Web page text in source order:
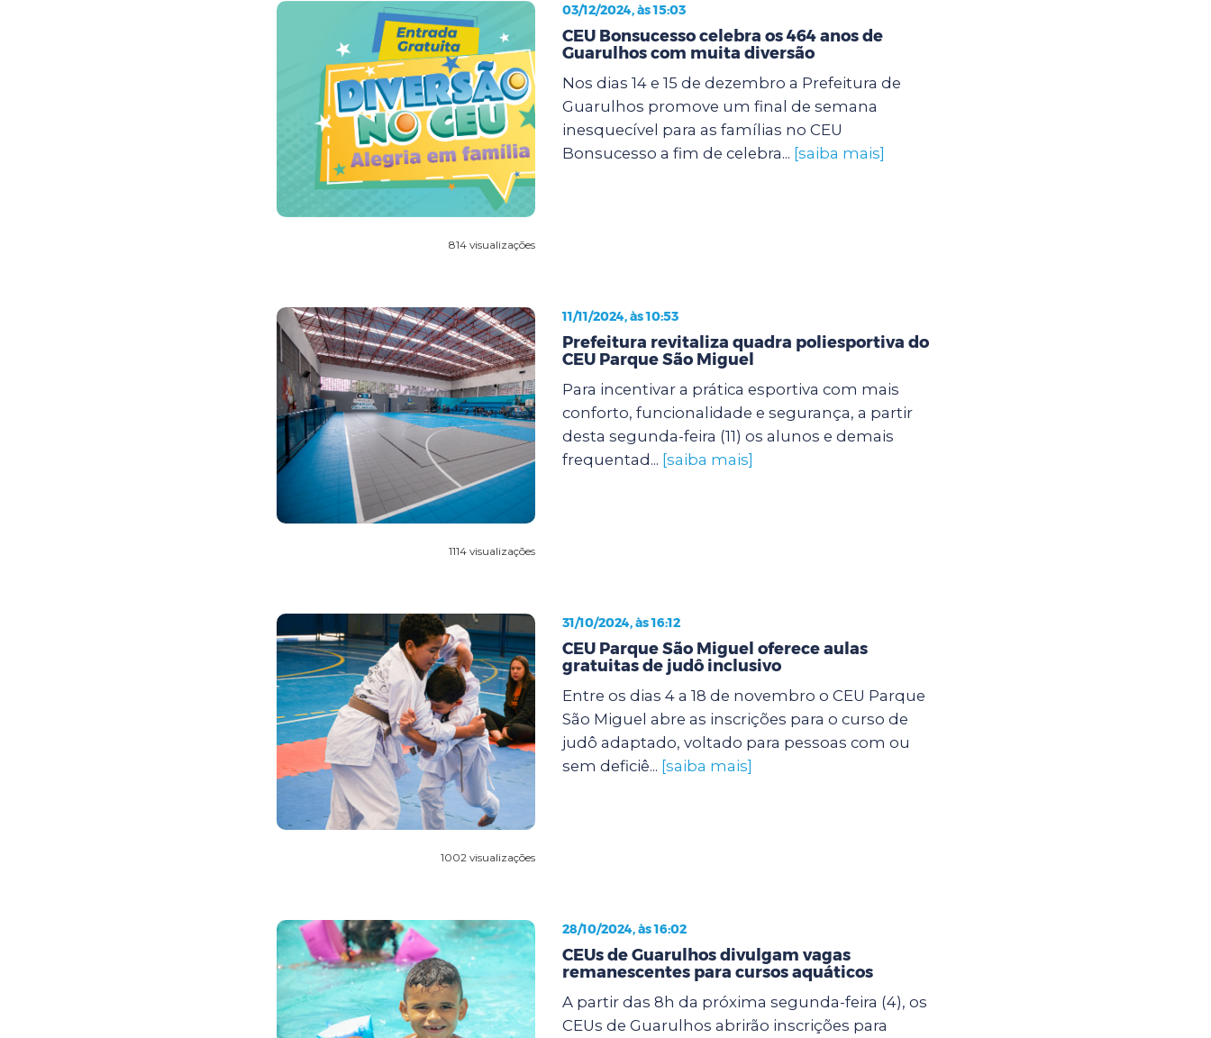
814 visualizações
03/12/2024, às 15:03
CEU Bonsucesso celebra os 464 anos de
Guarulhos com muita diversão
Nos dias 14 e 15 de dezembro a Prefeitura de
Guarulhos promove um final de semana
inesquecível para as famílias no CEU
Bonsucesso a fim de celebra... [saiba mais]
1114 visualizações
11/11/2024, às 10:53
Prefeitura revitaliza quadra poliesportiva do
CEU Parque São Miguel
Para incentivar a prática esportiva com mais
conforto, funcionalidade e segurança, a partir
desta segunda-feira (11) os alunos e demais
frequentad... [saiba mais]
1002 visualizações
31/10/2024, às 16:12
CEU Parque São Miguel oferece aulas
gratuitas de judô inclusivo
Entre os dias 4 a 18 de novembro o CEU Parque
São Miguel abre as inscrições para o curso de
judô adaptado, voltado para pessoas com ou
sem deficiê... [saiba mais]
28/10/2024, às 16:02
CEUs de Guarulhos divulgam vagas
remanescentes para cursos aquáticos
A partir das 8h da próxima segunda-feira (4), os
CEUs de Guarulhos abrirão inscrições para